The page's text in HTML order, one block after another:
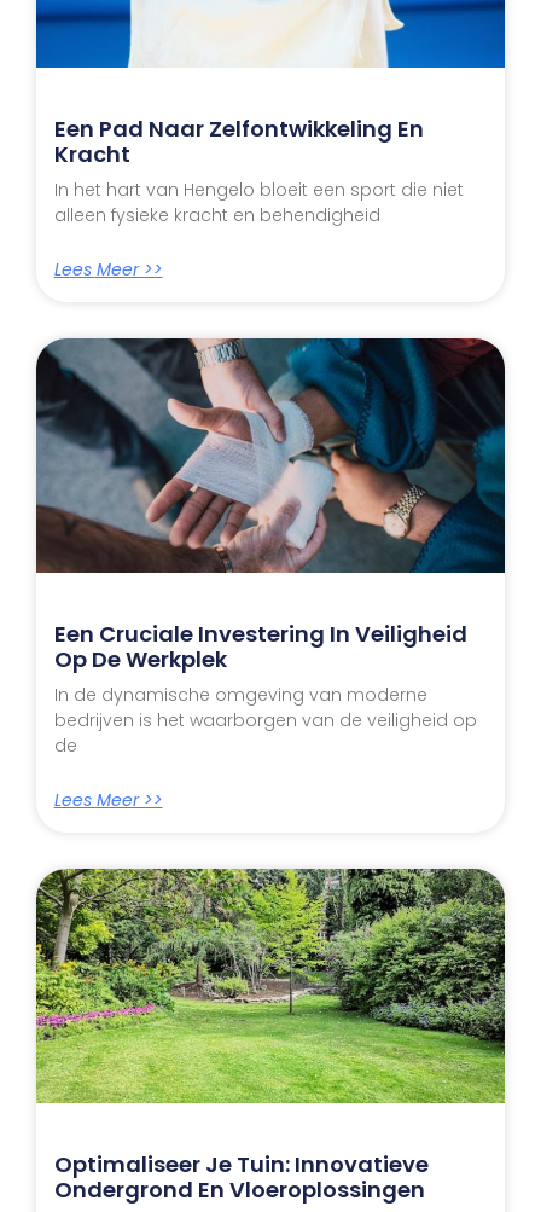
Een Pad Naar Zelfontwikkeling En
Kracht
In het hart van Hengelo bloeit een sport die niet
alleen fysieke kracht en behendigheid
Lees Meer >>
Een Cruciale Investering In Veiligheid
Op De Werkplek
In de dynamische omgeving van moderne
bedrijven is het waarborgen van de veiligheid op
de
Lees Meer >>
Optimaliseer Je Tuin: Innovatieve
Ondergrond En Vloeroplossingen